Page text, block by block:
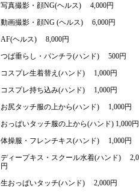
写真撮影・顔NG(ヘルス) 4,000円
動画撮影・顔NG (ヘルス) 6,000円
AF(ヘルス) 8,000円
つば垂らし・パンチラ(ハンド) 500円
コスプレ生着替え(ハンド) 1,000円
コスプレ持ち込み(ハンド) 1,000円
お尻タッチ服の上から(ハンド) 1,000円
おっぱいタッチ服の上から(ハンド) 1,000円
体操服・フレンチキス(ハンド) 1,000円
ディープキス・スクール水着(ハンド)
円
生おっぱいタッチ(ハンド) 2,000円